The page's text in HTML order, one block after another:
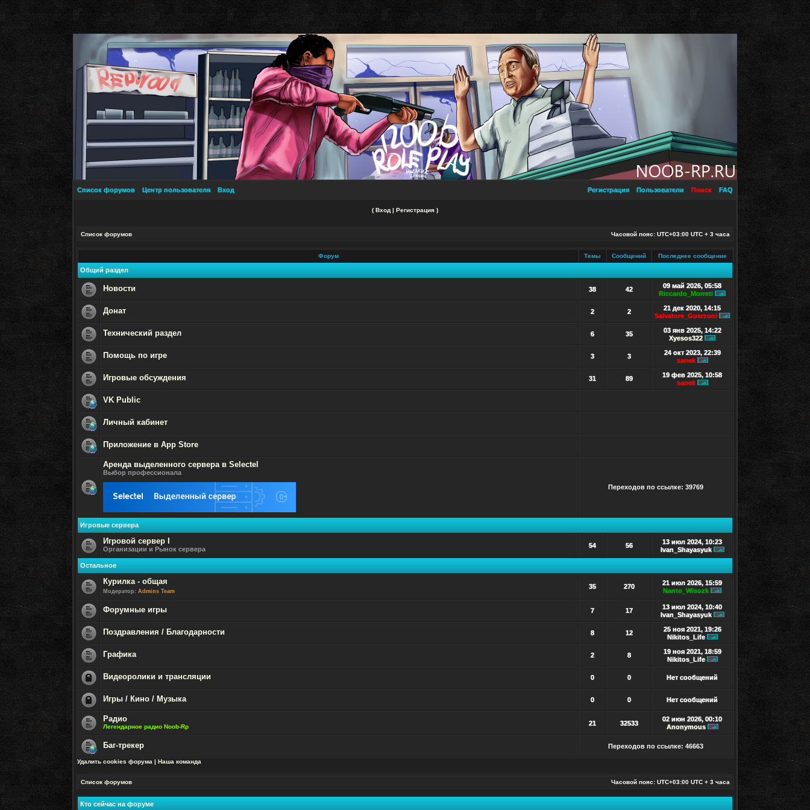
Список форумов Центр пользователя Вход FAQ
Поиск
Пользователи
Регистрация
( Вход | Регистрация )
Список форумов Часовой пояс: UTC+03:00 UTC + 3 часа
Форум Темы Сообщений Последнее сообщение
Общий раздел
непрочитанных
сообщений
Новости 38 42
09 май 2026, 05:58
Riccardo_Morreti
Перейти к последнему
непрочитанных
сообщений
Донат 2 2
21 дек 2020, 14:15
Salvatore_Guerzoni
непрочитанных
сообщений
Технический раздел 6 35
03 янв 2025, 14:22
Xyesos322
непрочитанных
сообщений
Помощь по игре 3 3
24 окт 2023, 22:39
sanek
непрочитанных
сообщений
Игровые обсуждения 31 89
19 фев 2025, 10:58
sanek
непрочитанных
сообщений
VK Public
непрочитанных
сообщений
Личный кабинет
непрочитанных
сообщений
Приложение в App Store
сообщений
Аренда выделенного сервера в Selectel
Выбор профессионала
Переходов по ссылке: 39769
Игровые сервера
Нет
непрочитанных
Игровой сервер I
Организации и Рынок сервера 54 56
13 июл 2024, 10:23
Ivan_Shayasyuk
Остальное
сообщений
Курилка - общая
Модератор: Admins Team
35 270
21 июл 2026, 15:59
Nanto_Wisozk
непрочитанных
сообщений
Форумные игры 7 17
13 июл 2024, 10:40
Ivan_Shayasyuk
непрочитанных
сообщений
Поздравления / Благодарности 8 12
25 ноя 2021, 19:26
Nikitos_Life
непрочитанных
сообщений
Графика 2 8
19 ноя 2021, 18:59
Nikitos_Life
закрыт
Видеоролики и трансляции 0 0 Нет сообщений
закрыт
Игры / Кино / Музыка 0 0 Нет сообщений
непрочитанных
сообщений
Радио
Легендарное радио Noob-Rp 21 32533
02 июн 2026, 00:10
Anonymous
непрочитанных
Баг-трекер Переходов по ссылке: 46663
Удалить cookies форума | Наша команда
Список форумов Часовой пояс: UTC+03:00 UTC + 3 часа
Кто сейчас на форуме